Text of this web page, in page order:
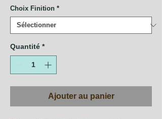
Choix Finition *
Quantité *
Ajouter au panier